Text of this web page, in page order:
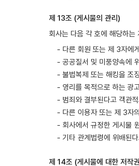
제 13조 (게시물의 관리)
회사는 다음 각 호에 해당하
- 다른 회원 또는 제 3자에
- 공공질서 및 미풍양속에
- 불법복제 또는 해킹을 조
- 영리를 목적으로 하는 광
- 범죄와 결부된다고 객관
- 다른 이용자 또는 제 3자
- 회사에서 규정한 게시물
- 기타 관계법령에 위배된
제 14조 (게시물에 대한 저작